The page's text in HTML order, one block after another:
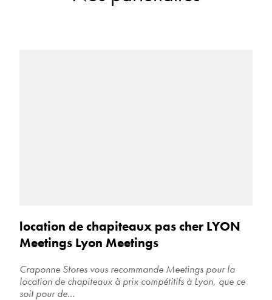
location de chapiteaux pas cher LYON
Meetings Lyon Meetings
Craponne Stores vous recommande Meetings pour la
location de chapiteaux à prix compétitifs à Lyon, que ce
soit pour de...